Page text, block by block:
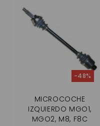
MICROCOCHE
IZQUIERDO MGO1,
MGO2, M8, F8C
-48%